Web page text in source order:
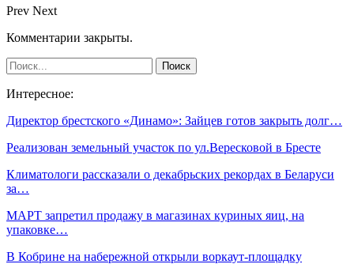
Prev Next
Комментарии закрыты.
Интересное:
Директор брестского «Динамо»: Зайцев готов закрыть долг…
Реализован земельный участок по ул.Вересковой в Бресте
Климатологи рассказали о декабрьских рекордах в Беларуси
за…
МАРТ запретил продажу в магазинах куриных яиц, на
упаковке…
В Кобрине на набережной открыли воркаут-площадку